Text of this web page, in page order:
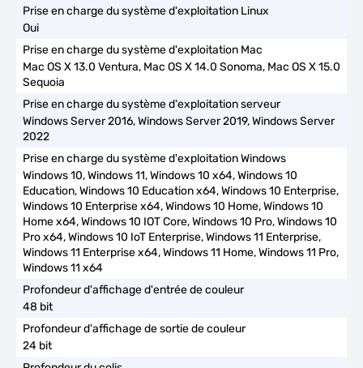
Oui
Mac OS X 13.0 Ventura, Mac OS X 14.0 Sonoma, Mac OS X 15.0
Sequoia
Windows Server 2016, Windows Server 2019, Windows Server
2022
Windows 10, Windows 11, Windows 10 x64, Windows 10
Education, Windows 10 Education x64, Windows 10 Enterprise,
Windows 10 Enterprise x64, Windows 10 Home, Windows 10
Home x64, Windows 10 IOT Core, Windows 10 Pro, Windows 10
Pro x64, Windows 10 IoT Enterprise, Windows 11 Enterprise,
Windows 11 Enterprise x64, Windows 11 Home, Windows 11 Pro,
Windows 11 x64
48 bit
24 bit